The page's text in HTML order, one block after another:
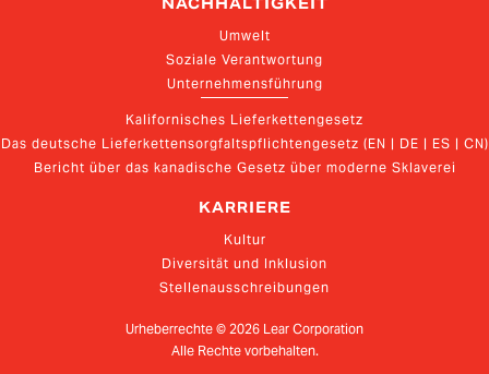
NACHHALTIGKEIT
Umwelt
Soziale Verantwortung
Unternehmensführung
Kalifornisches Lieferkettengesetz
Das deutsche Lieferkettensorgfaltspflichtengesetz (EN | DE | ES | CN)
Bericht über das kanadische Gesetz über moderne Sklaverei
KARRIERE
Kultur
Diversität und Inklusion
Stellenausschreibungen
Urheberrechte © 2026 Lear Corporation
Alle Rechte vorbehalten.